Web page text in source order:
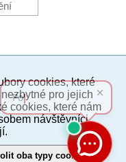
PC verze ENG
cookies, které
pro jejich
cookies, které nám
návštěvníci
oba typy cookies